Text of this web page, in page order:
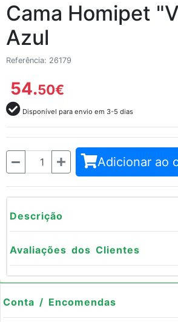
Cama Homipet
Azul
Referência: 26179
54.50€
Disponível para envio em 3-5 dias
Quantidade Adicionar ao
Descrição
Avaliações dos Clientes
Conta / Encomendas